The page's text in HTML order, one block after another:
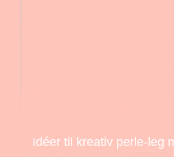
Idéer til kreativ perle-leg